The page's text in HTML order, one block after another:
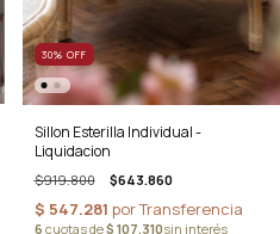
30% OFF
Sillon Esterilla Individual -
Liquidacion
$919.800 $643.860